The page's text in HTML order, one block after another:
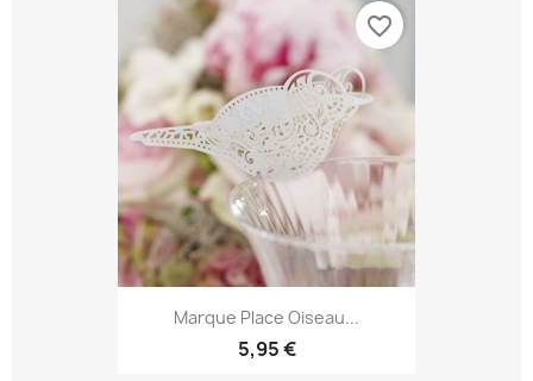
Marque Place Oiseau...
5,95 €
favorite_border